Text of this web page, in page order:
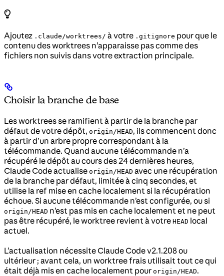
Ajoutez .claude/worktrees/ à votre .gitignore pour que le
contenu des worktrees n’apparaisse pas comme des
fichiers non suivis dans votre extraction principale.
Choisir la branche de base
Les worktrees se ramifient à partir de la branche par
défaut de votre dépôt, origin/HEAD, ils commencent donc
à partir d’un arbre propre correspondant à la
télécommande. Quand aucune télécommande n’a
récupéré le dépôt au cours des 24 dernières heures,
Claude Code actualise origin/HEAD avec une récupération
de la branche par défaut, limitée à cinq secondes, et
utilise la ref mise en cache localement si la récupération
échoue. Si aucune télécommande n’est configurée, ou si
origin/HEAD n’est pas mis en cache localement et ne peut
pas être récupéré, le worktree revient à votre HEAD local
actuel.
L’actualisation nécessite Claude Code v2.1.208 ou
ultérieur ; avant cela, un worktree frais utilisait tout ce qui
était déjà mis en cache localement pour origin/HEAD.